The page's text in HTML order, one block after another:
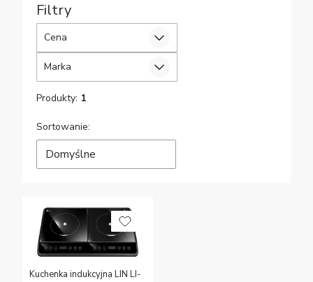
Filtry
Cena
Marka
Produkty: 1
Lista produktów
Sortowanie:
Domyślne
Kuchenka indukcyjna LIN LI-